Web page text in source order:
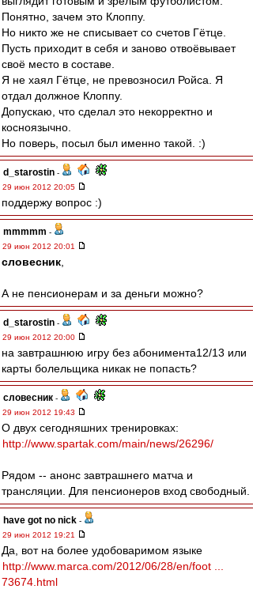
Понятно, зачем это Клоппу.
Но никто же не списывает со счетов Гётце.
Пусть приходит в себя и заново отвоёвывает
своё место в составе.
Я не хаял Гётце, не превозносил Ройса. Я
отдал должное Клоппу.
Допускаю, что сделал это некорректно и
косноязычно.
Но поверь, посыл был именно такой. :)
d_starostin -
29 июн 2012 20:05
поддержу вопрос :)
mmmmm -
29 июн 2012 20:01
словесник
А не пенсионерам и за деньги можно?
d_starostin -
29 июн 2012 20:00
на завтрашнюю игру без абонимента12/13 или
карты болельщика никак не попасть?
словесник -
29 июн 2012 19:43
О двух сегодняшних тренировках:
http://www.spartak.com/main/news/26296/
Рядом -- анонс завтрашнего матча и
трансляции. Для пенсионеров вход свободный.
have got no nick -
29 июн 2012 19:21
Да, вот на более удобоваримом языке
http://www.marca.com/2012/06/28/en/foot ...
73674.html